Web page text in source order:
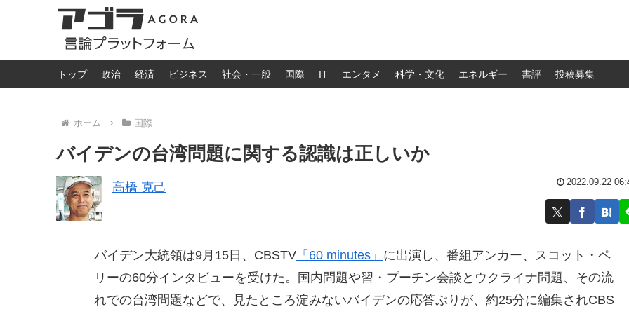
トップ 政治 経済 ビジネス 社会・一般 国際 IT エンタメ 科学・文化 エネルギー 書評 投稿募集
ホーム 国際
バイデンの台湾問題に関する認識は正しいか
高橋 克己 2022.09.22
バイデン大統領は9月15日、CBSTV「60 minutes」 に出演し、番組アンカー、スコット・ペ
リーの60分インタビューを受けた。国内問題や習・プーチン会談とウクライナ問題、その流
れでの台湾問題などで、見たところ淀みないバイデンの応答ぶりが、約25分に編集されCBS